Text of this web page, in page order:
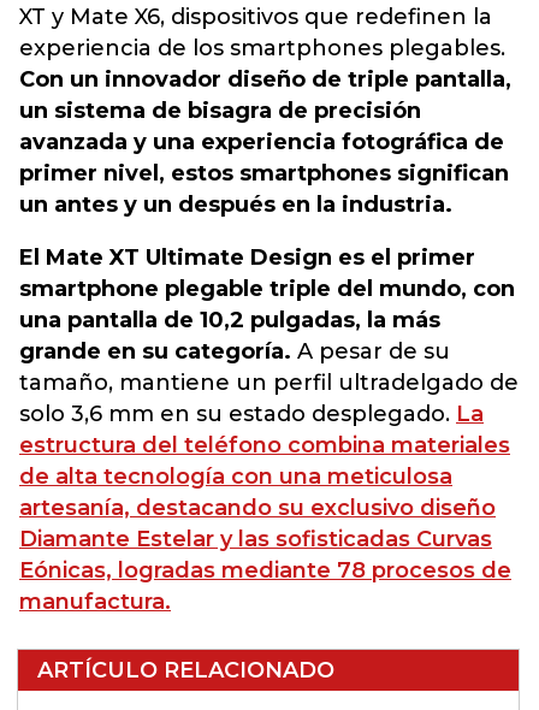
XT y Mate X6, dispositivos que redefinen la
experiencia de los smartphones plegables.
Con un innovador diseño de triple pantalla,
un sistema de bisagra de precisión
avanzada y una experiencia fotográfica de
primer nivel, estos smartphones significan
un antes y un después en la industria.
El Mate XT Ultimate Design es el primer
smartphone plegable triple del mundo, con
una pantalla de 10,2 pulgadas, la más
grande en su categoría. A pesar de su
tamaño, mantiene un perfil ultradelgado de
solo 3,6 mm en su estado desplegado. La
estructura del teléfono combina materiales
de alta tecnología con una meticulosa
artesanía, destacando su exclusivo diseño
Diamante Estelar y las sofisticadas Curvas
Eónicas, logradas mediante 78 procesos de
manufactura.
ARTÍCULO RELACIONADO